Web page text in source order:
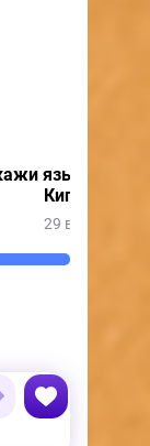
язык с
Кипятошей
29 выпусков